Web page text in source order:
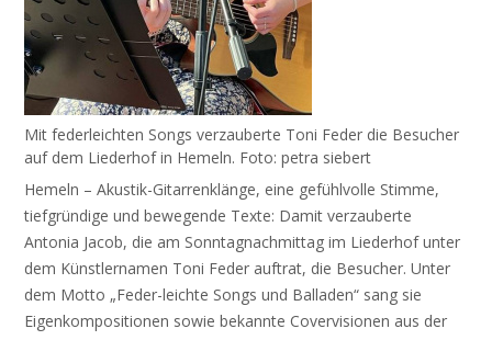
Mit federleichten Songs verzauberte Toni Feder die Besucher
auf dem Liederhof in Hemeln. Foto: petra siebert
Hemeln – Akustik-Gitarrenklänge, eine gefühlvolle Stimme,
tiefgründige und bewegende Texte: Damit verzauberte
Antonia Jacob, die am Sonntagnachmittag im Liederhof unter
dem Künstlernamen Toni Feder auftrat, die Besucher. Unter
dem Motto „Feder-leichte Songs und Balladen“ sang sie
Eigenkompositionen sowie bekannte Covervisionen aus der